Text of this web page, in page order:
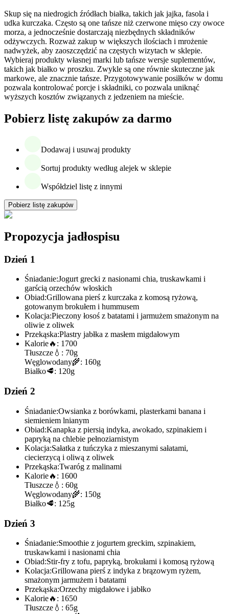
Skup się na niedrogich źródłach białka, takich jak jajka, fasola i
udka kurczaka. Często są one tańsze niż czerwone mięso czy owoce
morza, a jednocześnie dostarczają niezbędnych składników
odżywczych. Rozważ zakup w większych ilościach i mrożenie
nadwyżek, aby zaoszczędzić na częstych wizytach w sklepie.
Wybieraj produkty własnej marki lub tańsze wersje suplementów,
takich jak białko w proszku. Zwykle są one równie skuteczne jak
markowe, ale znacznie tańsze. Przygotowywanie posiłków w domu
pozwala kontrolować porcje i składniki, co pozwala uniknąć
wyższych kosztów związanych z jedzeniem na mieście.
Pobierz listę zakupów za darmo
Dodawaj i usuwaj produkty
Sortuj produkty według alejek w sklepie
Współdziel listę z innymi
Pobierz listę zakupów
Propozycja jadłospisu
Dzień 1
Śniadanie:Jogurt grecki z nasionami chia, truskawkami i
garścią orzechów włoskich
Obiad:Grillowana pierś z kurczaka z komosą ryżową,
gotowanym brokułem i hummusem
Kolacja:Pieczony łosoś z batatami i jarmużem smażonym na
oliwie z oliwek
Przekąska:Plastry jabłka z masłem migdałowym
Kalorie🔥: 1700
Tłuszcze 💧: 70g
Węglowodany🌾: 160g
Białko🥩: 120g
Dzień 2
Śniadanie:Owsianka z borówkami, plasterkami banana i
siemieniem lnianym
Obiad:Kanapka z piersią indyka, awokado, szpinakiem i
papryką na chlebie pełnoziarnistym
Kolacja:Sałatka z tuńczyka z mieszanymi sałatami,
ciecierzycą i oliwą z oliwek
Przekąska:Twaróg z malinami
Kalorie🔥: 1600
Tłuszcze 💧: 60g
Węglowodany🌾: 150g
Białko🥩: 125g
Dzień 3
Śniadanie:Smoothie z jogurtem greckim, szpinakiem,
truskawkami i nasionami chia
Obiad:Stir-fry z tofu, papryką, brokułami i komosą ryżową
Kolacja:Grillowana pierś z indyka z brązowym ryżem,
smażonym jarmużem i batatami
Przekąska:Orzechy migdałowe i jabłko
Kalorie🔥: 1650
Tłuszcze 💧: 65g